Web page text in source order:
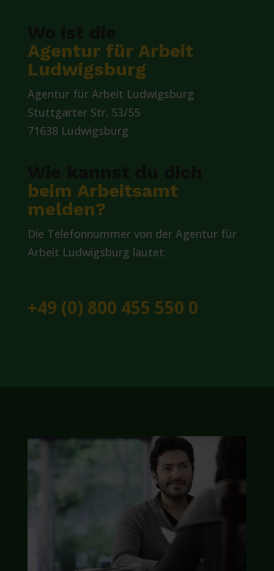
Agentur für Arbeit
Ludwigsburg
Agentur für Arbeit Ludwigsburg
Stuttgarter Str. 53/55
71638 Ludwigsburg
beim Arbeitsamt
melden?
Die Telefonnummer von der Agentur für
Arbeit Ludwigsburg lautet:
+49 (0) 800 455 550 0